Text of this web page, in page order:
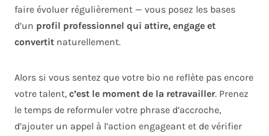
faire évoluer régulièrement — vous posez les bases
d’un profil professionnel qui attire, engage et
convertit naturellement.
Alors si vous sentez que votre bio ne reflète pas encore
votre talent, c’est le moment de la retravailler. Prenez
le temps de reformuler votre phrase d’accroche,
d’ajouter un appel à l’action engageant et de vérifier